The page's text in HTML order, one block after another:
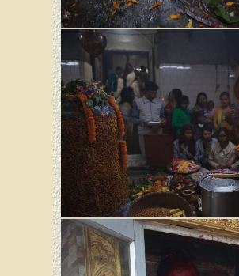
Tezpur - Mahabhairab Tempel